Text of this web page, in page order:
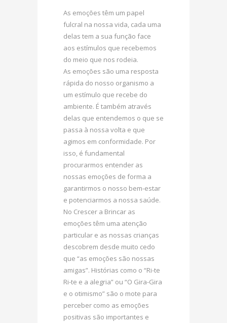
As emoções têm um papel
fulcral na nossa vida, cada uma
delas tem a sua função face
aos estímulos que recebemos
do meio que nos rodeia.
As emoções são uma resposta
rápida do nosso organismo a
um estímulo que recebe do
ambiente. É também através
delas que entendemos o que se
passa à nossa volta e que
agimos em conformidade. Por
isso, é fundamental
procurarmos entender as
nossas emoções de forma a
garantirmos o nosso bem-estar
e potenciarmos a nossa saúde.
No Crescer a Brincar as
emoções têm uma atenção
particular e as nossas crianças
descobrem desde muito cedo
que “as emoções são nossas
amigas”. Histórias como o “Ri-te
Ri-te e a alegria” ou “O Gira-Gira
e o otimismo” são o mote para
perceber como as emoções
positivas são importantes e